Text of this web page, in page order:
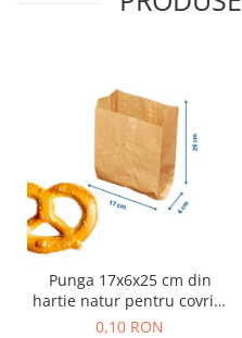
Punga 17x6x25 cm din
hartie natur pentru covrigi
si produse de panificatie
0,10 RON